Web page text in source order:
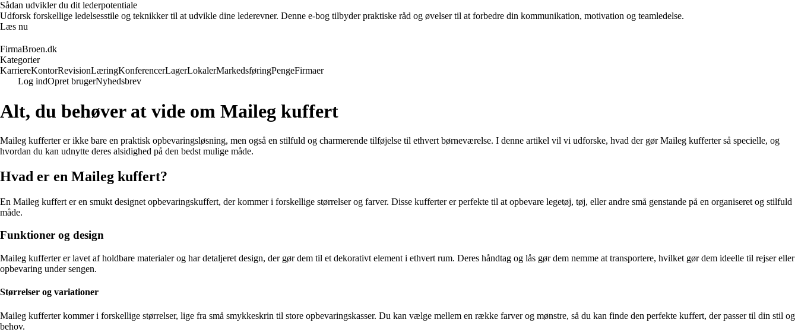
Sådan udvikler du dit lederpotentiale
Udforsk forskellige ledelsesstile og teknikker til at udvikle dine lederevner. Denne e-bog tilbyder praktiske råd og øvelser til at forbedre din kommunikation, motivation og teamledelse.
Læs nu
FirmaBroen.dk
Kategorier
KarriereKontorRevisionLæringKonferencerLagerLokalerMarkedsføringPengeFirmaer
Log indOpret brugerNyhedsbrev
Alt, du behøver at vide om Maileg kuffert
Maileg kufferter er ikke bare en praktisk opbevaringsløsning, men også en stilfuld og charmerende tilføjelse til ethvert børneværelse. I denne artikel vil vi udforske, hvad der gør Maileg kufferter så specielle, og
hvordan du kan udnytte deres alsidighed på den bedst mulige måde.
Hvad er en Maileg kuffert?
En Maileg kuffert er en smukt designet opbevaringskuffert, der kommer i forskellige størrelser og farver. Disse kufferter er perfekte til at opbevare legetøj, tøj, eller andre små genstande på en organiseret og stilfuld
måde.
Funktioner og design
Maileg kufferter er lavet af holdbare materialer og har detaljeret design, der gør dem til et dekorativt element i ethvert rum. Deres håndtag og lås gør dem nemme at transportere, hvilket gør dem ideelle til rejser eller
opbevaring under sengen.
Størrelser og variationer
Maileg kufferter kommer i forskellige størrelser, lige fra små smykkeskrin til store opbevaringskasser. Du kan vælge mellem en række farver og mønstre, så du kan finde den perfekte kuffert, der passer til din stil og
behov.